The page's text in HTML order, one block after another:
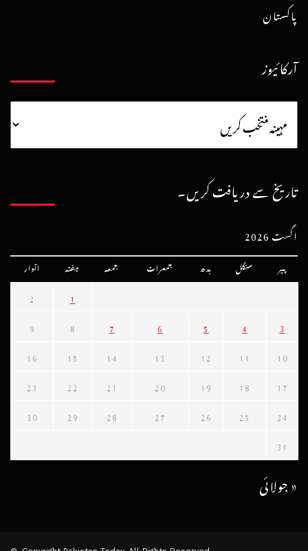
پاکستان
آرکائیوز
تاریخ سے دریافت کریں۔
اگست 2026
پیر منگل بدھ جمعرات جمعہ ہفتہ اتوار
1
2
3
4
5
6
7
8
9
10
11
12
13
14
15
16
17
18
19
20
21
22
23
24
25
26
27
28
29
30
31
« جولائی